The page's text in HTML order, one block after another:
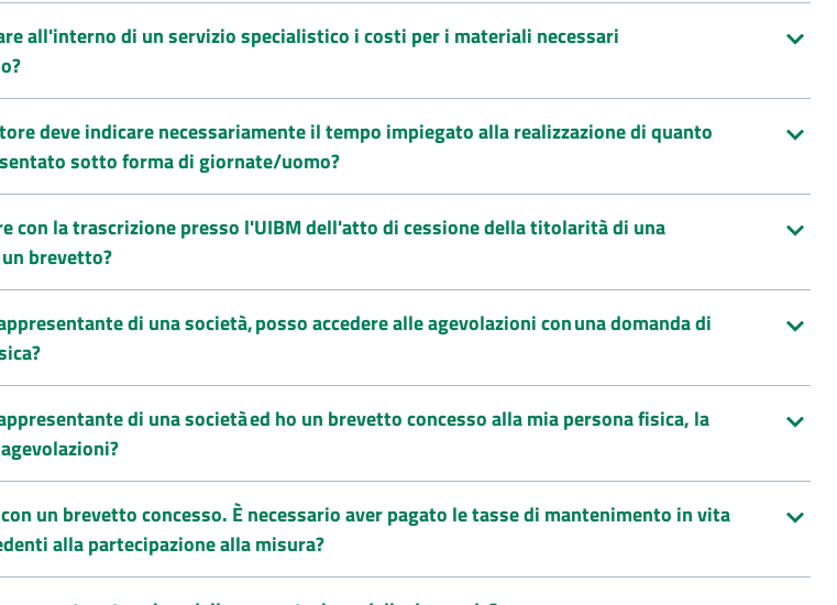
all'interno di un servizio specialistico i costi per i materiali necessari
deve indicare necessariamente il tempo impiegato alla realizzazione di quanto
sotto forma di giornate/uomo?
con la trascrizione presso l'UIBM dell'atto di cessione della titolarità di una
brevetto?
di una società, posso accedere alle agevolazioni con una domanda di
di una società ed ho un brevetto concesso alla mia persona fisica, la
un brevetto concesso. È necessario aver pagato le tasse di mantenimento in vita
alla partecipazione alla misura?